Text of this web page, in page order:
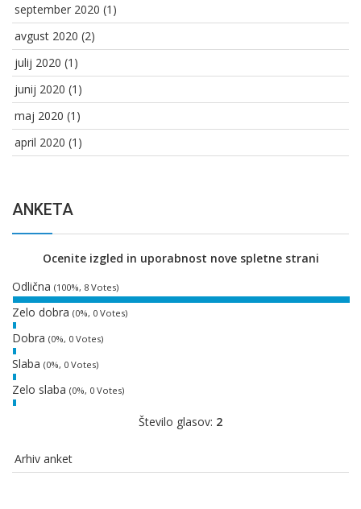
september 2020 (1)
avgust 2020 (2)
julij 2020 (1)
junij 2020 (1)
maj 2020 (1)
april 2020 (1)
ANKETA
Ocenite izgled in uporabnost nove spletne strani
Odlična (100%, 8 Votes)
Zelo dobra (0%, 0 Votes)
Dobra (0%, 0 Votes)
Slaba (0%, 0 Votes)
Zelo slaba (0%, 0 Votes)
Število glasov: 2
Arhiv anket